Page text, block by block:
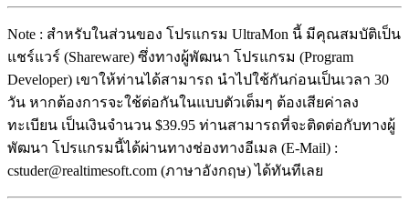
Note : สำหรับในส่วนของ โปรแกรม UltraMon นี้ มีคุณสมบัติเป็น
แชร์แวร์ (Shareware) ซึ่งทางผู้พัฒนา โปรแกรม (Program
Developer) เขาให้ท่านได้สามารถ นำไปใช้กันก่อนเป็นเวลา 30
วัน หากต้องการจะใช้ต่อกันในแบบตัวเต็มๆ ต้องเสียค่าลง
ทะเบียน เป็นเงินจำนวน $39.95 ท่านสามารถที่จะติดต่อกับทางผู้
พัฒนา โปรแกรมนี้ได้ผ่านทางช่องทางอีเมล (E-Mail) :
cstuder@realtimesoft.com (ภาษาอังกฤษ) ได้ทันทีเลย